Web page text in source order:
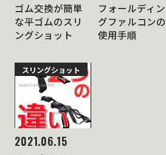
ゴム交換が簡単
な平ゴムのスリ
ングショット
フォールディン
グファルコンの
使用手順
スリングショット
2021.06.15